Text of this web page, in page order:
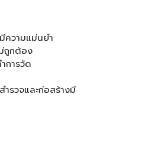
ความแม่นยำ
ถูกต้อง
การวัด
รวจและก่อสร้างมี